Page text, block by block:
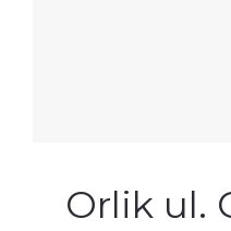
Orlik ul.